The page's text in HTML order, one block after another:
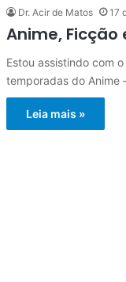
Dr. Acir de Matos 17
Anime, Ficção
Estou assistindo com
temporadas do Anime
Leia mais »